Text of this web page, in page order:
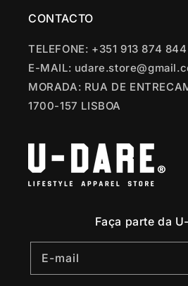
CONTACTO
TELEFONE: +351 913 874 844
E-MAIL:
MORADA: RUA DE
1700-157 LISBOA
Faça parte da
E-mail